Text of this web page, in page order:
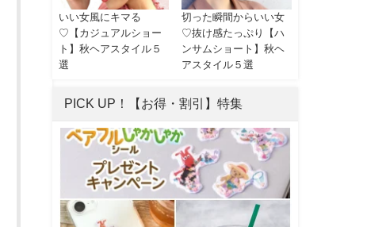
いい女風にキマる
♡【カジュアルショー
ト】秋ヘアスタイル５
選
切った瞬間からいい女
♡抜け感たっぷり【ハ
ンサムショート】秋ヘ
アスタイル５選
PICK UP！【お得・割引】特集